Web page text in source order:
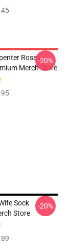
Roses
Merch Store
-20%
Sock
Store
-20%